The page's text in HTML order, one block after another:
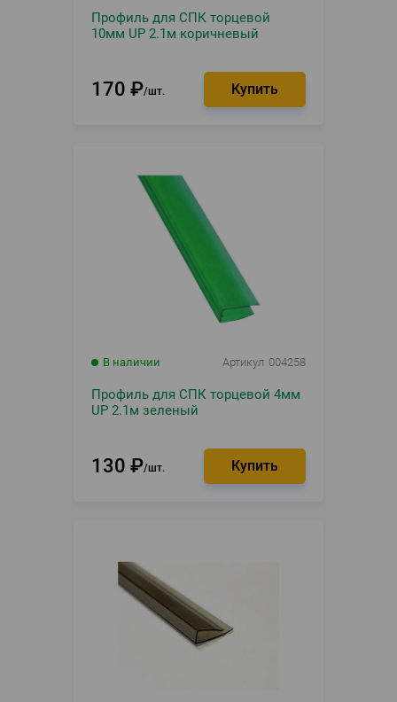
Профиль для СПК торцевой
10мм UP 2.1м коричневый
170 ₽ шт.
В наличии Артикул 004258
Профиль для СПК торцевой 4мм
UP 2.1м зеленый
130 ₽ шт.